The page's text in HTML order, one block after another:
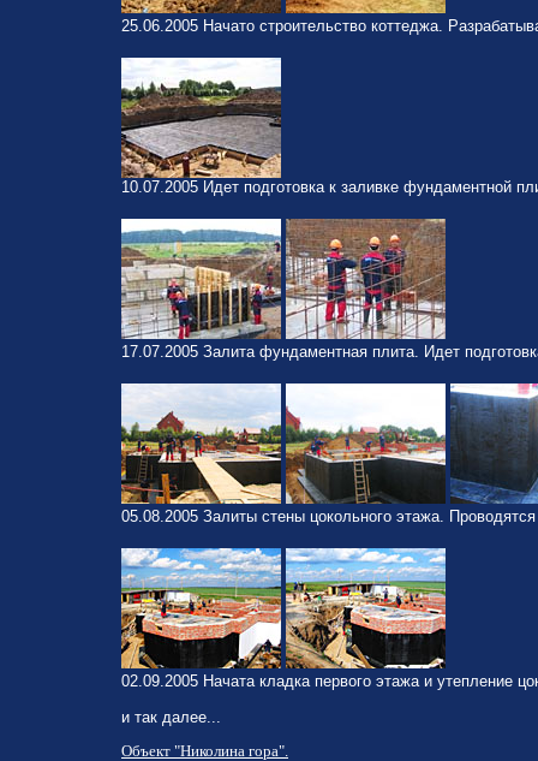
25.06.2005 Начато строительство коттеджа.
10.07.2005 Идет подготовка к заливке фундаментной
17.07.2005 Залита фундаментная плита. Идет
05.08.2005 Залиты стены цокольного этажа.
02.09.2005 Начата кладка первого этажа и утепление
и так далее...
Объект "Николина гора".